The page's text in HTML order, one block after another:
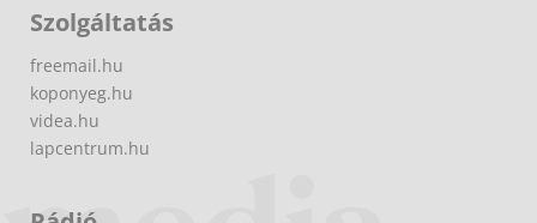
Szolgáltatás
freemail.hu
koponyeg.hu
videa.hu
lapcentrum.hu